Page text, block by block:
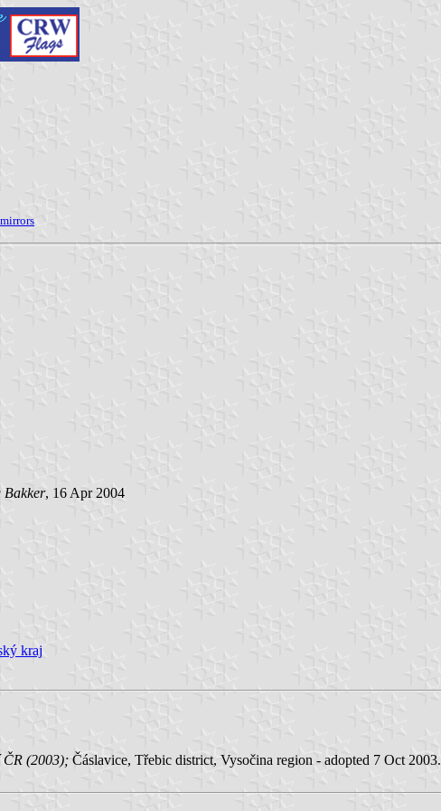
mirrors
Bakker, 16 Apr 2004
kraj
ČR (2003); Čáslavice, Třebic district, Vysočina region - adopted 7 Oct 2003.